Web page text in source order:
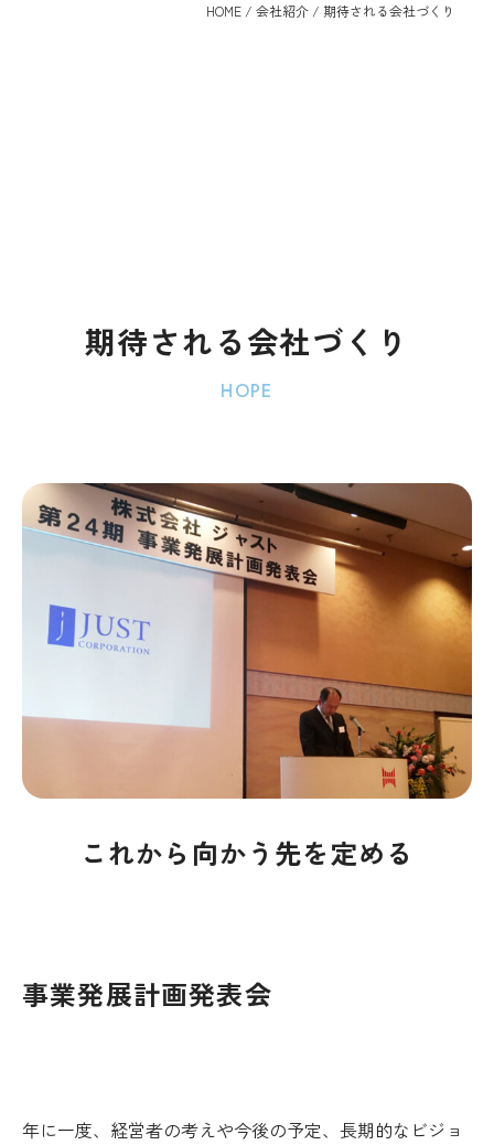
HOME / 会社紹介 / 期待される会社づくり
期待される会社づくり
HOPE
これから向かう先を定める
事業発展計画発表会
年に一度、経営者の考えや今後の予定、長期的なビジョ